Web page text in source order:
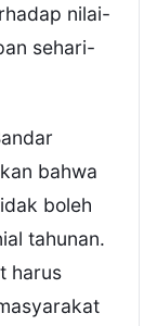
nilai-
sehari-
bahwa
boleh
tahunan.
harus